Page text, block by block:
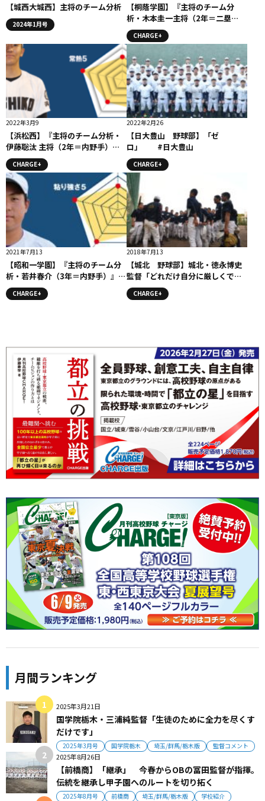
【城西大城西】主将のチーム分析
2024年1月号
【桐蔭学園】『主将のチーム分
析・木本圭一主将（2年＝二塁
手）』コラム #桐蔭学園
CHARGE+
2022年3月9
【浜松西】『主将のチーム分析・
伊藤聡汰 主将（2年＝内野手）』
コラム #浜松西
CHARGE+
2022年2月26
【日大豊山 野球部】「ゼ
ロ」 #日大豊山
CHARGE+
2021年7月13
【昭和一学園】『主将のチーム分
析・若井春介（3年＝内野手）』コ
ラム #昭和一学園
CHARGE+
2018年7月13
【城北 野球部】城北・徳永博史
監督「どれだけ自分に厳しくでき
るか」
CHARGE+
月間ランキング
2025年3月21日
国学院栃木・三浦純監督「生徒のために全力を尽くす
だけです」
2025年3月号 国学院栃木 埼玉/群馬/栃木版 監督コメント
2025年8月26日
【前橋商】「継承」 今春からOBの冨田監督が指揮。
伝統を継承し甲子園へのルートを切り拓く
2025年8月号 前橋商 埼玉/群馬/栃木版 学校紹介